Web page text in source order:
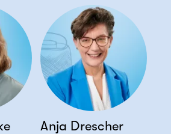
Anja Drescher